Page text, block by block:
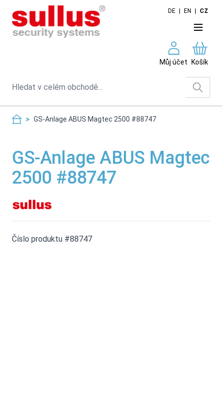
Skip to Content
DE EN CZ
Můj účet Košík
Search
> GS-Anlage ABUS Magtec 2500 #88747
GS-Anlage ABUS Magtec
2500 #88747
Číslo produktu #88747